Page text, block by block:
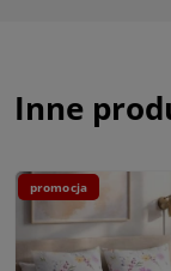
Inne
promocja